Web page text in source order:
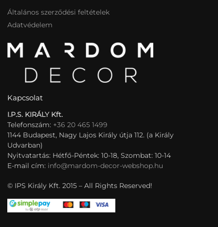
Általános szerződési feltételek
Adatvédelem
Kapcsolat
I.P.S. KIRÁLY Kft.
Telefonszám: +36 20 465 1499
1144 Budapest, Nagy Lajos Király útja 112. (a Király
Udvarban)
Nyitvatartás: Hétfő-Péntek: 10-18, Szombat: 10-14
E-mail cím: info@mardom-decor-webshop.hu
© IPS Király Kft. 2015 – All Rights Reserved!